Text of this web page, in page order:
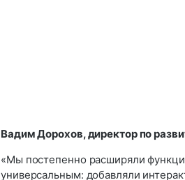
Вадим Дорохов, директор по
«Мы постепенно расширяли
универсальным: добавляли